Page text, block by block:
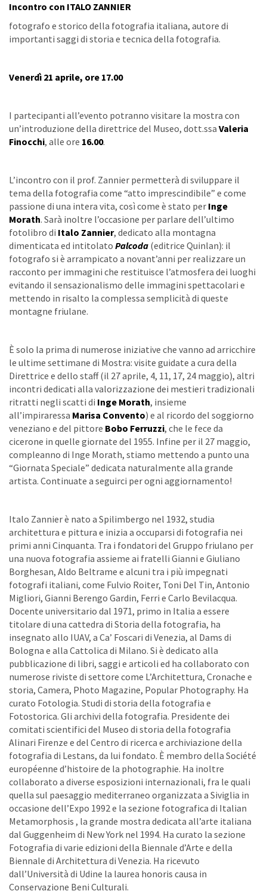
Incontro con ITALO ZANNIER
fotografo e storico della fotografia italiana, autore di
importanti saggi di storia e tecnica della fotografia.
Venerdì 21 aprile, ore 17.00
I partecipanti all’evento potranno visitare la mostra con
un’introduzione della direttrice del Museo, dott.ssa Valeria
Finocchi, alle ore 16.00.
L’incontro con il prof. Zannier permetterà di sviluppare il
tema della fotografia come “atto imprescindibile” e come
passione di una intera vita, così come è stato per Inge
Morath. Sarà inoltre l’occasione per parlare dell’ultimo
fotolibro di Italo Zannier, dedicato alla montagna
dimenticata ed intitolato Palcoda (editrice Quinlan): il
fotografo si è arrampicato a novant’anni per realizzare un
racconto per immagini che restituisce l’atmosfera dei luoghi
evitando il sensazionalismo delle immagini spettacolari e
mettendo in risalto la complessa semplicità di queste
montagne friulane.
È solo la prima di numerose iniziative che vanno ad arricchire
le ultime settimane di Mostra: visite guidate a cura della
Direttrice e dello staff (il 27 aprile, 4, 11, 17, 24 maggio), altri
incontri dedicati alla valorizzazione dei mestieri tradizionali
ritratti negli scatti di Inge Morath, insieme
all’impiraressa Marisa Convento) e al ricordo del soggiorno
veneziano e del pittore Bobo Ferruzzi, che le fece da
cicerone in quelle giornate del 1955. Infine per il 27 maggio,
compleanno di Inge Morath, stiamo mettendo a punto una
“Giornata Speciale” dedicata naturalmente alla grande
artista. Continuate a seguirci per ogni aggiornamento!
Italo Zannier è nato a Spilimbergo nel 1932, studia
architettura e pittura e inizia a occuparsi di fotografia nei
primi anni Cinquanta. Tra i fondatori del Gruppo friulano per
una nuova fotografia assieme ai fratelli Gianni e Giuliano
Borghesan, Aldo Beltrame e alcuni tra i più impegnati
fotografi italiani, come Fulvio Roiter, Toni Del Tin, Antonio
Migliori, Gianni Berengo Gardin, Ferri e Carlo Bevilacqua.
Docente universitario dal 1971, primo in Italia a essere
titolare di una cattedra di Storia della fotografia, ha
insegnato allo IUAV, a Ca’ Foscari di Venezia, al Dams di
Bologna e alla Cattolica di Milano. Si è dedicato alla
pubblicazione di libri, saggi e articoli ed ha collaborato con
numerose riviste di settore come L’Architettura, Cronache e
storia, Camera, Photo Magazine, Popular Photography. Ha
curato Fotologia. Studi di storia della fotografia e
Fotostorica. Gli archivi della fotografia. Presidente dei
comitati scientifici del Museo di storia della fotografia
Alinari Firenze e del Centro di ricerca e archiviazione della
fotografia di Lestans, da lui fondato. È membro della Société
européenne d’histoire de la photographie. Ha inoltre
collaborato a diverse esposizioni internazionali, fra le quali
quella sul paesaggio mediterraneo organizzata a Siviglia in
occasione dell’Expo 1992 e la sezione fotografica di Italian
Metamorphosis , la grande mostra dedicata all’arte italiana
dal Guggenheim di New York nel 1994. Ha curato la sezione
Fotografia di varie edizioni della Biennale d’Arte e della
Biennale di Architettura di Venezia. Ha ricevuto
dall’Università di Udine la laurea honoris causa in
Conservazione Beni Culturali.